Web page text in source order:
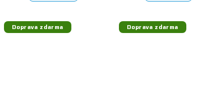
Doprava zdarma Doprava zdarma